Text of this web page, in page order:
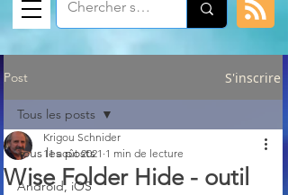
Post S'inscrire
Tous les posts
Android, iOS
Tous les posts
Wise Folder Hide - outil
Krigou Schnider
11 août 2021 1 min de lecture